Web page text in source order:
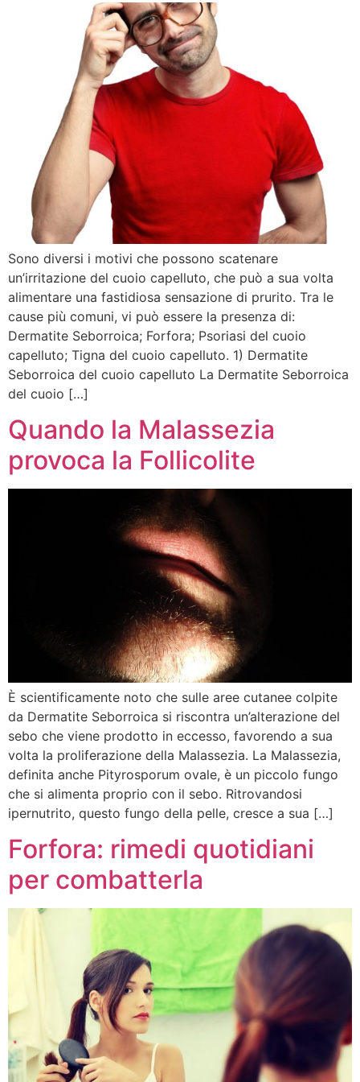
Sono diversi i motivi che possono scatenare
un’irritazione del cuoio capelluto, che può a sua volta
alimentare una fastidiosa sensazione di prurito. Tra le
cause più comuni, vi può essere la presenza di:
Dermatite Seborroica; Forfora; Psoriasi del cuoio
capelluto; Tigna del cuoio capelluto. 1) Dermatite
Seborroica del cuoio capelluto La Dermatite Seborroica
del cuoio […]
Quando la Malassezia
provoca la Follicolite
È scientificamente noto che sulle aree cutanee colpite
da Dermatite Seborroica si riscontra un’alterazione del
sebo che viene prodotto in eccesso, favorendo a sua
volta la proliferazione della Malassezia. La Malassezia,
definita anche Pityrosporum ovale, è un piccolo fungo
che si alimenta proprio con il sebo. Ritrovandosi
ipernutrito, questo fungo della pelle, cresce a sua […]
Forfora: rimedi quotidiani
per combatterla